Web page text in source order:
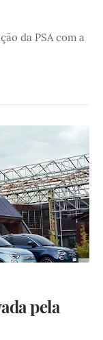
da PSA com a
pela